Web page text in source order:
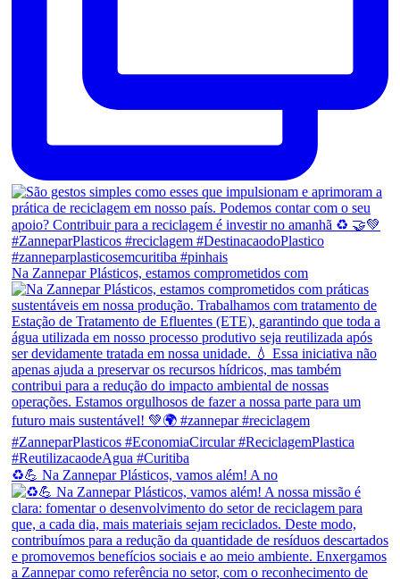
Na Zannepar Plásticos, estamos comprometidos com
♻💪 Na Zannepar Plásticos, vamos além! A no